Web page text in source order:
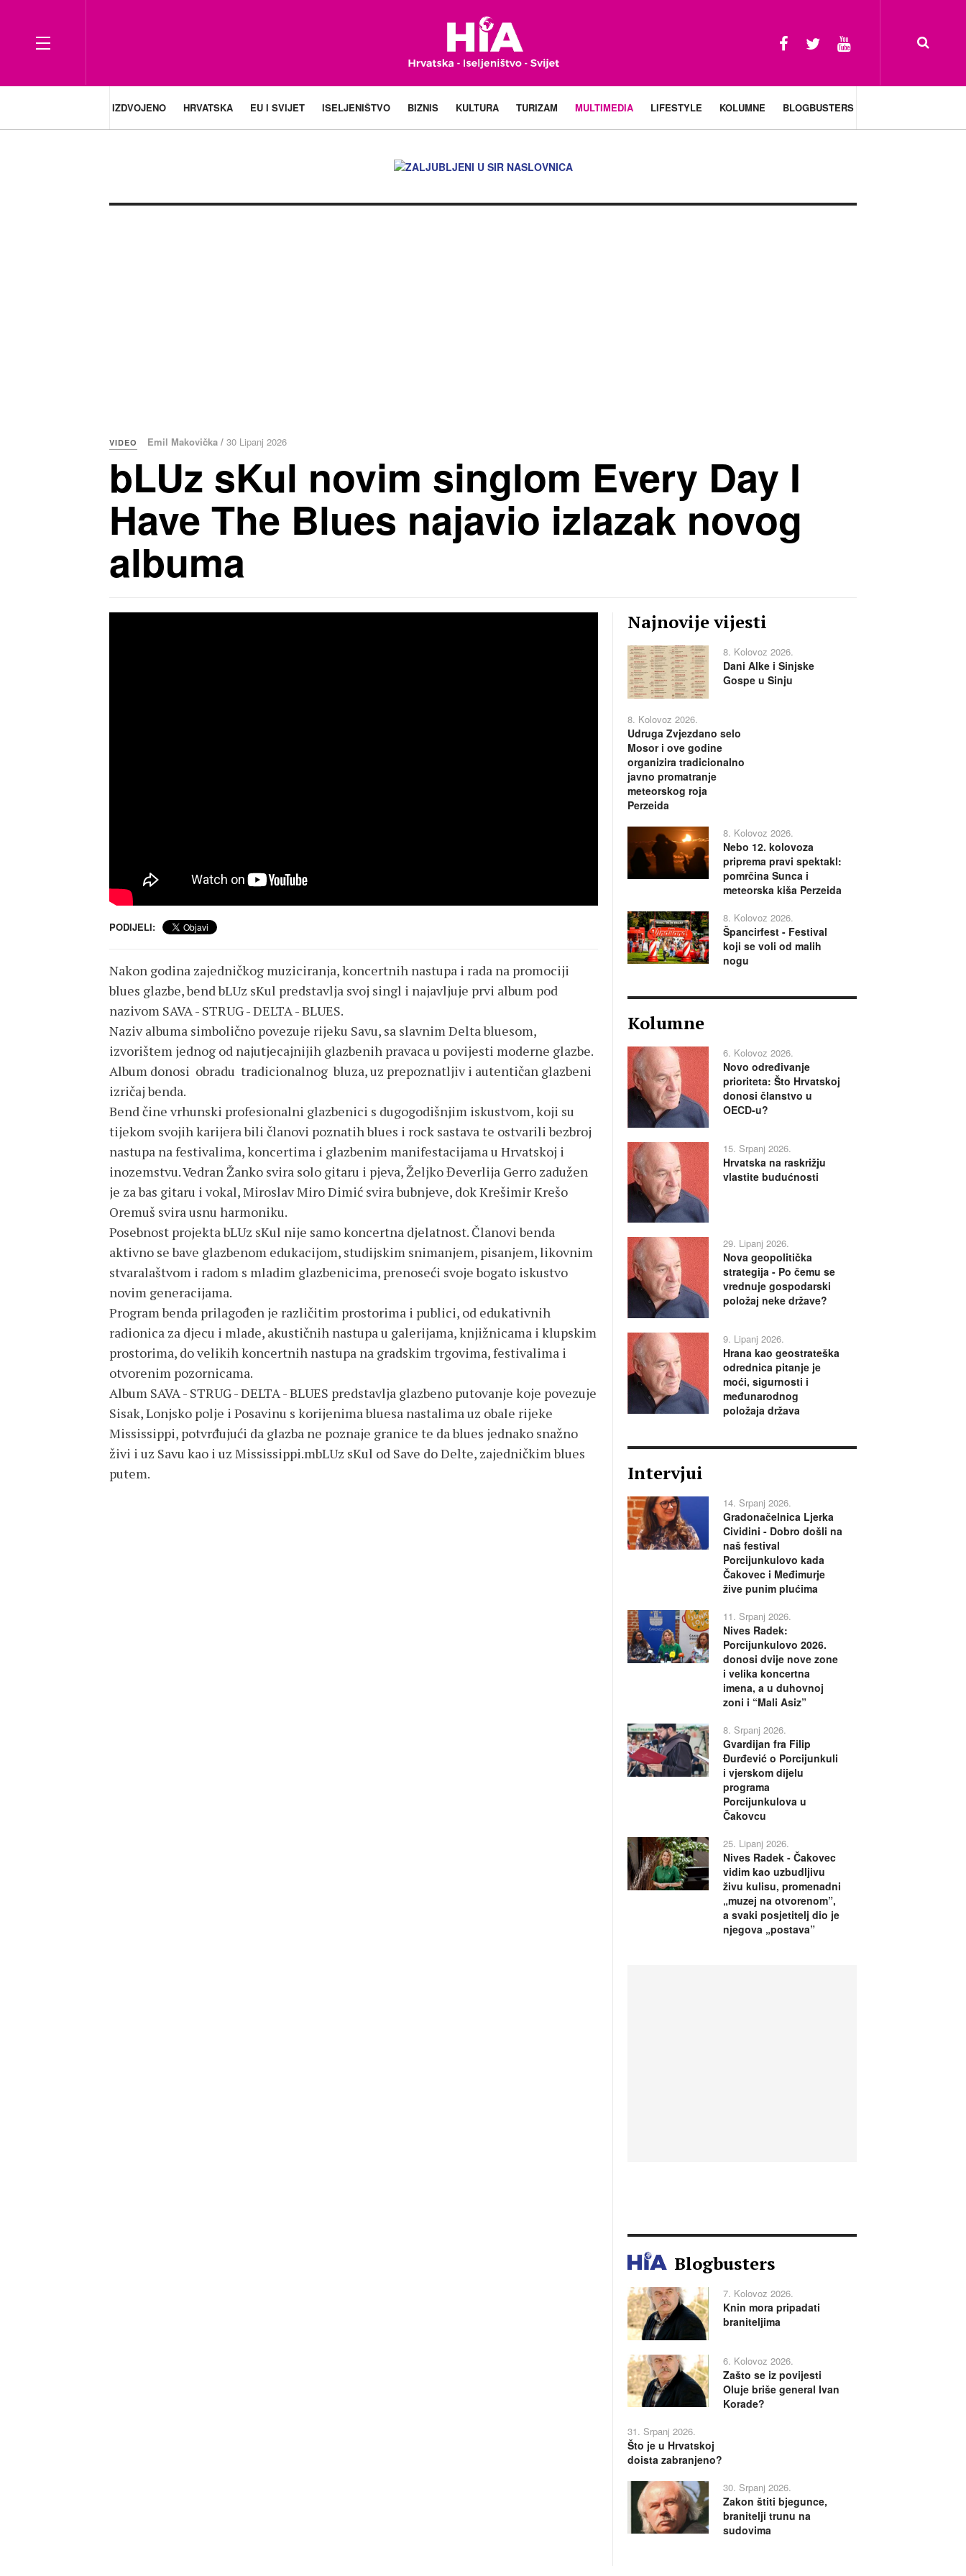
IZDVOJENO HRVATSKA EU I SVIJET ISELJENIŠTVO BIZNIS KULTURA TURIZAM MULTIMEDIA LIFESTYLE KOLUMNE BLOGBUSTERS
VIDEO Emil Makovička / 30 Lipanj 2026
bLUz sKul novim singlom Every Day I
Have The Blues najavio izlazak novog
albuma
PODIJELI:
Nakon godina zajedničkog muziciranja, koncertnih nastupa i rada na promociji
blues glazbe, bend bLUz sKul predstavlja svoj singl i najavljuje prvi album pod
nazivom SAVA - STRUG - DELTA - BLUES.
Naziv albuma simbolično povezuje rijeku Savu, sa slavnim Delta bluesom,
izvorištem jednog od najutjecajnijih glazbenih pravaca u povijesti moderne glazbe.
Album donosi obradu tradicionalnog bluza, uz prepoznatljiv i autentičan glazbeni
izričaj benda.
Bend čine vrhunski profesionalni glazbenici s dugogodišnjim iskustvom, koji su
tijekom svojih karijera bili članovi poznatih blues i rock sastava te ostvarili bezbroj
nastupa na festivalima, koncertima i glazbenim manifestacijama u Hrvatskoj i
inozemstvu. Vedran Žanko svira solo gitaru i pjeva, Željko Đeverlija Gerro zadužen
je za bas gitaru i vokal, Miroslav Miro Dimić svira bubnjeve, dok Krešimir Krešo
Oremuš svira usnu harmoniku.
Posebnost projekta bLUz sKul nije samo koncertna djelatnost. Članovi benda
aktivno se bave glazbenom edukacijom, studijskim snimanjem, pisanjem, likovnim
stvaralaštvom i radom s mladim glazbenicima, prenoseći svoje bogato iskustvo
novim generacijama.
Program benda prilagođen je različitim prostorima i publici, od edukativnih
radionica za djecu i mlade, akustičnih nastupa u galerijama, knjižnicama i klupskim
prostorima, do velikih koncertnih nastupa na gradskim trgovima, festivalima i
otvorenim pozornicama.
Album SAVA - STRUG - DELTA - BLUES predstavlja glazbeno putovanje koje povezuje
Sisak, Lonjsko polje i Posavinu s korijenima bluesa nastalima uz obale rijeke
Mississippi, potvrđujući da glazba ne poznaje granice te da blues jednako snažno
živi i uz Savu kao i uz Mississippi.mbLUz sKul od Save do Delte, zajedničkim blues
putem.
Najnovije vijesti
8. Kolovoz 2026.
Dani Alke i Sinjske
Gospe u Sinju
8. Kolovoz 2026.
Udruga Zvjezdano selo
Mosor i ove godine
organizira tradicionalno
javno promatranje
meteorskog roja
Perzeida
8. Kolovoz 2026.
Nebo 12. kolovoza
priprema pravi spektakl:
pomrčina Sunca i
meteorska kiša Perzeida
8. Kolovoz 2026.
Špancirfest - Festival
koji se voli od malih
nogu
Kolumne
6. Kolovoz 2026.
Novo određivanje
prioriteta: Što Hrvatskoj
donosi članstvo u
OECD-u?
15. Srpanj 2026.
Hrvatska na raskrižju
vlastite budućnosti
29. Lipanj 2026.
Nova geopolitička
strategija - Po čemu se
vrednuje gospodarski
položaj neke države?
9. Lipanj 2026.
Hrana kao geostrateška
odrednica pitanje je
moći, sigurnosti i
međunarodnog
položaja država
Intervjui
14. Srpanj 2026.
Gradonačelnica Ljerka
Cividini - Dobro došli na
naš festival
Porcijunkulovo kada
Čakovec i Međimurje
žive punim plućima
11. Srpanj 2026.
Nives Radek:
Porcijunkulovo 2026.
donosi dvije nove zone
i velika koncertna
imena, a u duhovnoj
zoni i “Mali Asiz”
8. Srpanj 2026.
Gvardijan fra Filip
Đurđević o Porcijunkuli
i vjerskom dijelu
programa
Porcijunkulova u
Čakovcu
25. Lipanj 2026.
Nives Radek - Čakovec
vidim kao uzbudljivu
živu kulisu, promenadni
„muzej na otvorenom”,
a svaki posjetitelj dio je
njegova „postava”
Blogbusters
7. Kolovoz 2026.
Knin mora pripadati
braniteljima
6. Kolovoz 2026.
Zašto se iz povijesti
Oluje briše general Ivan
Korade?
31. Srpanj 2026.
Što je u Hrvatskoj
doista zabranjeno?
30. Srpanj 2026.
Zakon štiti bjegunce,
branitelji trunu na
sudovima